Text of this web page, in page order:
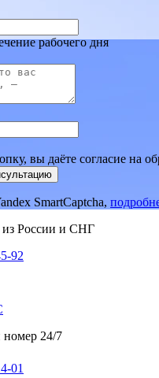
рабочего дня
вы даёте согласие на
SmartCaptcha,
из России и СНГ
92
24/7
01